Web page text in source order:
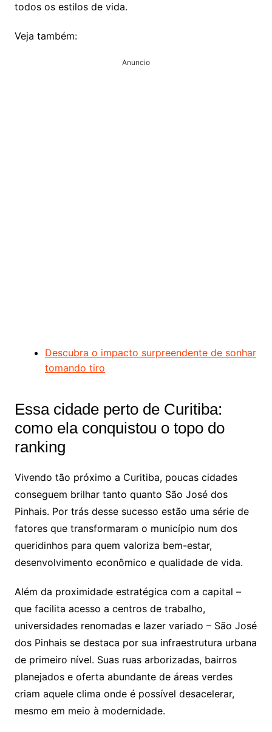
todos os estilos de vida.
Veja também:
Anuncio
Descubra o impacto surpreendente de sonhar
tomando tiro
Essa cidade perto de Curitiba:
como ela conquistou o topo do
ranking
Vivendo tão próximo a Curitiba, poucas cidades
conseguem brilhar tanto quanto São José dos
Pinhais. Por trás desse sucesso estão uma série de
fatores que transformaram o município num dos
queridinhos para quem valoriza bem-estar,
desenvolvimento econômico e qualidade de vida.
Além da proximidade estratégica com a capital –
que facilita acesso a centros de trabalho,
universidades renomadas e lazer variado – São José
dos Pinhais se destaca por sua infraestrutura urbana
de primeiro nível. Suas ruas arborizadas, bairros
planejados e oferta abundante de áreas verdes
criam aquele clima onde é possível desacelerar,
mesmo em meio à modernidade.